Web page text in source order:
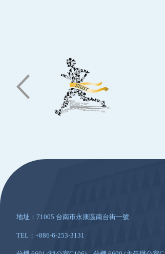
地址：71005 台南市永康區南台街一號
TEL：+886-6-253-3131